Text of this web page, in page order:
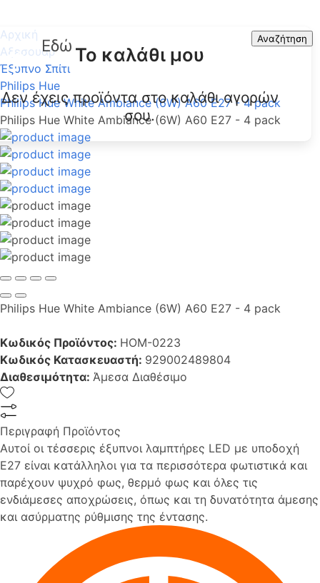
Αναζήτηση
Το καλάθι μου
Δεν έχεις προϊόντα στο καλάθι αγορών
σου.
Αρχική
Αξεσουάρ
Έξυπνο Σπίτι
Philips Hue
Philips Hue White Ambiance (6W) A60 E27 - 4 pack
Philips Hue White Ambiance (6W) A60 E27 - 4 pack
Philips Hue White Ambiance (6W) A60 E27 - 4 pack
Κωδικός Προϊόντος: HOM-0223
Κωδικός Κατασκευαστή: 929002489804
Διαθεσιμότητα: Άμεσα Διαθέσιμο
Περιγραφή Προϊόντος
Αυτοί οι τέσσερις έξυπνοι λαμπτήρες LED με υποδοχή
E27 είναι κατάλληλοι για τα περισσότερα φωτιστικά και
παρέχουν ψυχρό φως, θερμό φως και όλες τις
ενδιάμεσες αποχρώσεις, όπως και τη δυνατότητα άμεσης
και ασύρματης ρύθμισης της έντασης.